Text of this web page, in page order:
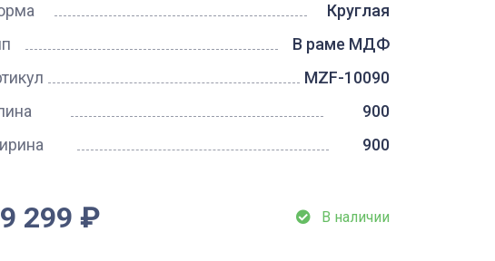
Круглая
В раме МДФ
MZF-10090
900
900
299 ₽ В наличии